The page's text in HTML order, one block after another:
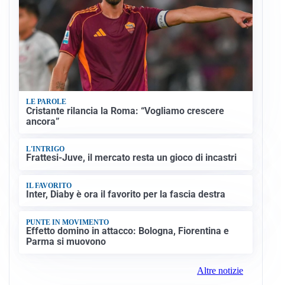
LE PAROLE
Cristante rilancia la Roma: “Vogliamo crescere
ancora”
L'INTRIGO
Frattesi-Juve, il mercato resta un gioco di incastri
IL FAVORITO
Inter, Diaby è ora il favorito per la fascia destra
PUNTE IN MOVIMENTO
Effetto domino in attacco: Bologna, Fiorentina e
Parma si muovono
Altre notizie